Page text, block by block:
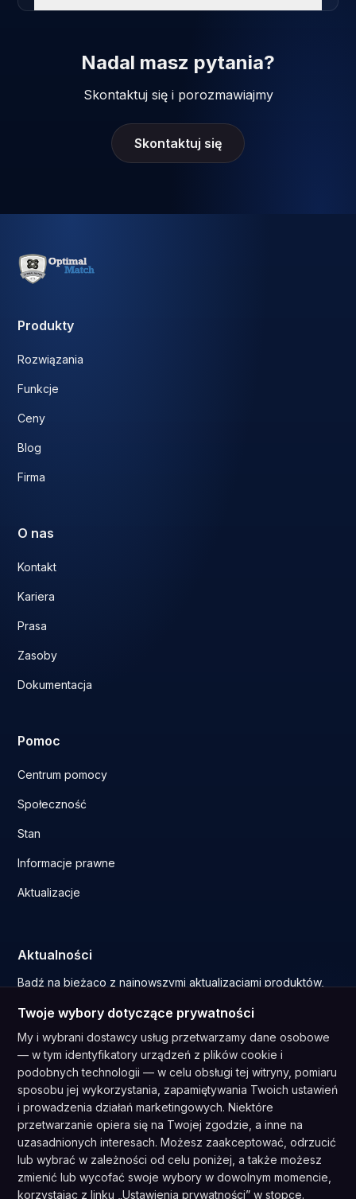
Nadal masz pytania?
Skontaktuj się i porozmawiajmy
Skontaktuj się
Produkty
Rozwiązania
Funkcje
Ceny
Blog
Firma
O nas
Kontakt
Kariera
Prasa
Zasoby
Dokumentacja
Pomoc
Centrum pomocy
Społeczność
Stan
Informacje prawne
Aktualizacje
Aktualności
Bądź na bieżąco z najnowszymi aktualizacjami produktów,
Twojej skrzynki odbiorczej.
Subskrybuj
Zapisując się, wyrażasz zgodę na nasząPolitykę prywatności
wyrażasz zgodę na otrzymywanie aktualizacji od naszych firma.
Twoje wybory dotyczące prywatności
My i wybrani dostawcy usług przetwarzamy dane osobowe
— w tym identyfikatory urządzeń z plików cookie i
podobnych technologii — w celu obsługi tej witryny, pomiaru
sposobu jej wykorzystania, zapamiętywania Twoich ustawień
i prowadzenia działań marketingowych. Niektóre
przetwarzanie opiera się na Twojej zgodzie, a inne na
uzasadnionych interesach. Możesz zaakceptować, odrzucić
lub wybrać w zależności od celu poniżej, a także możesz
zmienić lub wycofać swoje wybory w dowolnym momencie,
korzystając z linku „Ustawienia prywatności” w stopce.